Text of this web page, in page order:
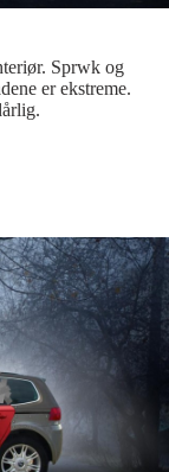
Sprwk og
er ekstreme.